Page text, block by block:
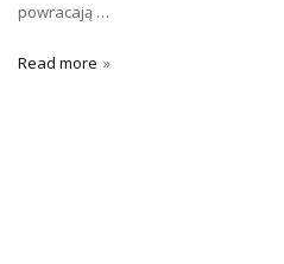
powracają …
Read more